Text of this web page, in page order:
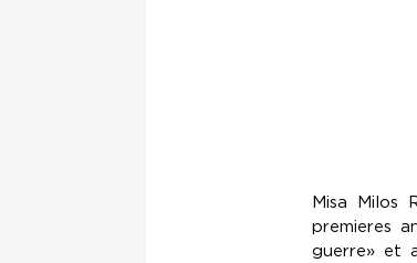
Misa Milos
premieres
guerre» et